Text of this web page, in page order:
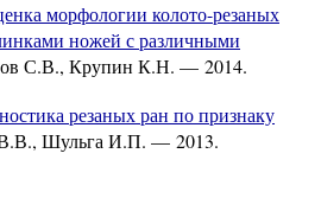
морфологии колото-резаных
ножей с различными
С.В., Крупин К.Н. — 2014.
резаных ран по признаку
В.В., Шульга И.П. — 2013.